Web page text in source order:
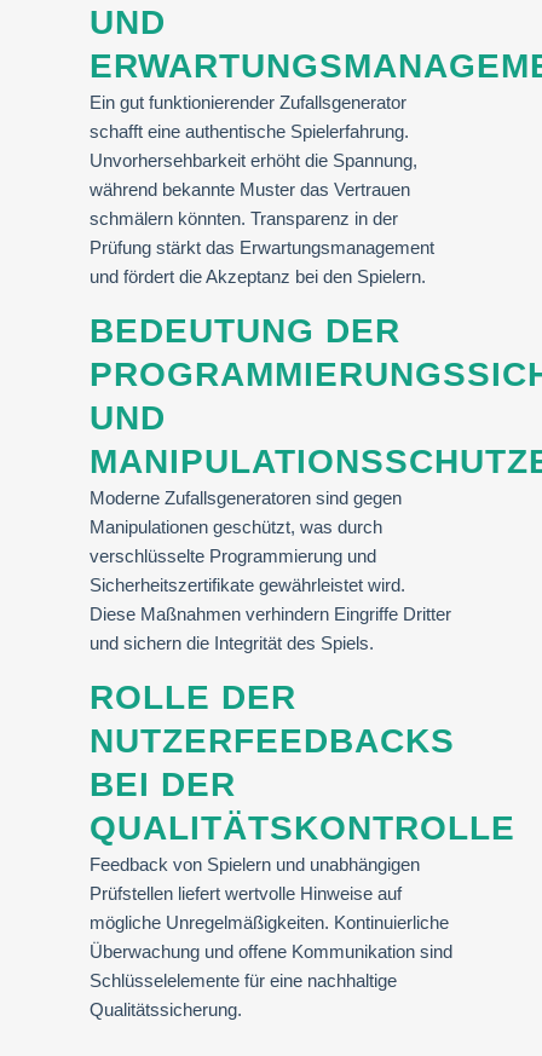
UND
Ein gut funktionierender Zufallsgenerator
schafft eine authentische Spielerfahrung.
Unvorhersehbarkeit erhöht die Spannung,
während bekannte Muster das Vertrauen
schmälern könnten. Transparenz in der
Prüfung stärkt das Erwartungsmanagement
und fördert die Akzeptanz bei den Spielern.
BEDEUTUNG DER
UND
Moderne Zufallsgeneratoren sind gegen
Manipulationen geschützt, was durch
verschlüsselte Programmierung und
Sicherheitszertifikate gewährleistet wird.
Diese Maßnahmen verhindern Eingriffe Dritter
und sichern die Integrität des Spiels.
ROLLE DER
NUTZERFEEDBACKS
BEI DER
QUALITÄTSKONTROLLE
Feedback von Spielern und unabhängigen
Prüfstellen liefert wertvolle Hinweise auf
mögliche Unregelmäßigkeiten. Kontinuierliche
Überwachung und offene Kommunikation sind
Schlüsselelemente für eine nachhaltige
Qualitätssicherung.